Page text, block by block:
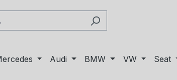
Audi BMW VW Seat